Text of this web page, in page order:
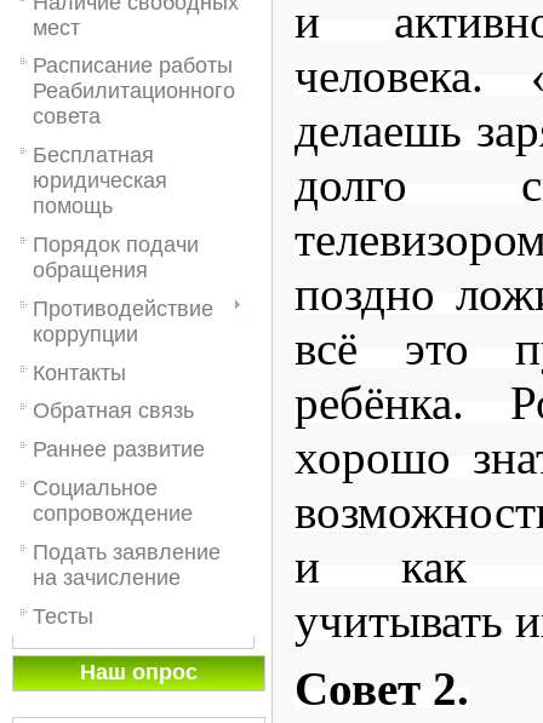
мест
Расписание работы
Реабилитационного
совета
Бесплатная
юридическая
помощь
Порядок подачи
обращения
Противодействие
коррупции
Контакты
Обратная связь
Раннее развитие
Социальное
сопровождение
Подать заявление
на зачисление
Тесты
Наш опрос
и
делаешь
долго
поздно
всё это
ребёнка.
хорошо
и как
учитывать
Совет 2.